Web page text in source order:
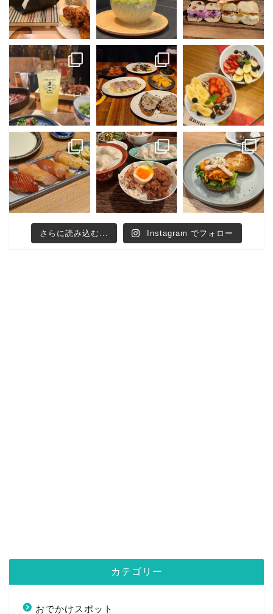
さらに読み込む... Instagram でフォロー
カテゴリー
おでかけスポット